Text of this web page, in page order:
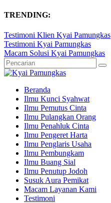
TRENDING:
Testimoni Klien Kyai Pamungkas
Testimoni Kyai Pamungkas
Macam Solusi Kyai Pamungkas
Beranda
Ilmu Kunci Syahwat
Ilmu Pemutus Cinta
Ilmu Pulangkan Orang
Ilmu Penahluk Cinta
Ilmu Pengeret Harta
Ilmu Penglaris Usaha
Ilmu Pembungkam
Ilmu Buang Sial
Ilmu Penutup Jodoh
Susuk Aura Pemikat
Macam Layanan Kami
Testimoni